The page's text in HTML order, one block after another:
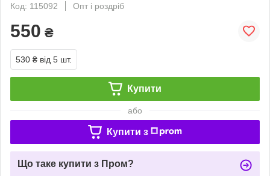
Код: 115092
Опт і роздріб
550 ₴
530 ₴ від 5 шт.
Купити
або
Купити з
Що таке купити з Пром?